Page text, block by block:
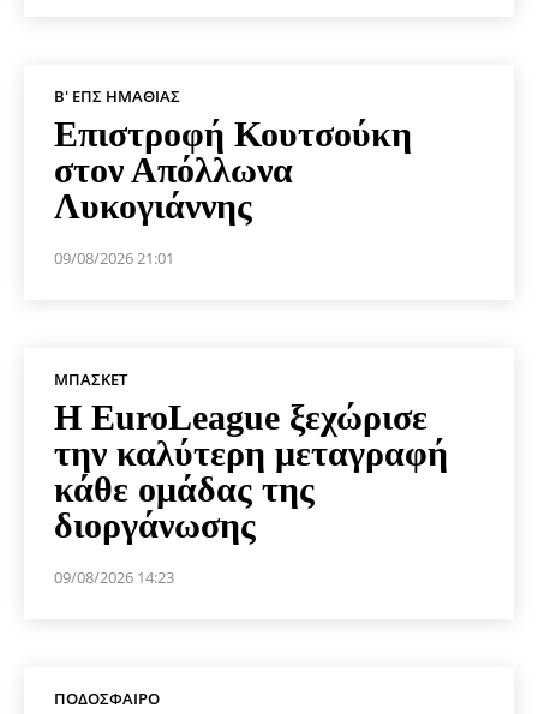
Β' ΕΠΣ ΗΜΑΘΊΑΣ
Επιστροφή Κουτσούκη
στον Απόλλωνα
Λυκογιάννης
09/08/2026 21:01
ΜΠΆΣΚΕΤ
Η EuroLeague ξεχώρισε
την καλύτερη μεταγραφή
κάθε ομάδας της
διοργάνωσης
09/08/2026 14:23
ΠΟΔΌΣΦΑΙΡΟ